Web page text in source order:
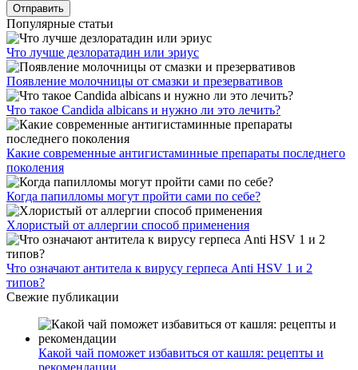
Популярные статьи
Что лучше дезлоратадин или эриус
Появление молочницы от смазки и презервативов
Что такое Candida albicans и нужно ли это лечить?
Какие современные антигистаминные препараты последнего
поколения
Когда папилломы могут пройти сами по себе?
Хлористый от аллергии способ применения
Что означают антитела к вирусу герпеса Anti HSV 1 и 2
типов?
Свежие публикации
Какой чай поможет избавиться от кашля: рецепты и
рекомендации